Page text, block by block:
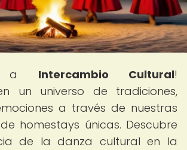
a Intercambio Cultural!
un universo de tradiciones,
a través de nuestras
homestays únicas. Descubre
de la danza cultural en la